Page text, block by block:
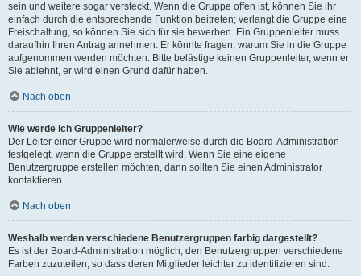
sein und weitere sogar versteckt. Wenn die Gruppe offen ist, können Sie ihr
einfach durch die entsprechende Funktion beitreten; verlangt die Gruppe eine
Freischaltung, so können Sie sich für sie bewerben. Ein Gruppenleiter muss
daraufhin Ihren Antrag annehmen. Er könnte fragen, warum Sie in die Gruppe
aufgenommen werden möchten. Bitte belästige keinen Gruppenleiter, wenn er
Sie ablehnt, er wird einen Grund dafür haben.
Nach oben
Wie werde ich Gruppenleiter?
Der Leiter einer Gruppe wird normalerweise durch die Board-Administration
festgelegt, wenn die Gruppe erstellt wird. Wenn Sie eine eigene
Benutzergruppe erstellen möchten, dann sollten Sie einen Administrator
kontaktieren.
Nach oben
Weshalb werden verschiedene Benutzergruppen farbig dargestellt?
Es ist der Board-Administration möglich, den Benutzergruppen verschiedene
Farben zuzuteilen, so dass deren Mitglieder leichter zu identifizieren sind.